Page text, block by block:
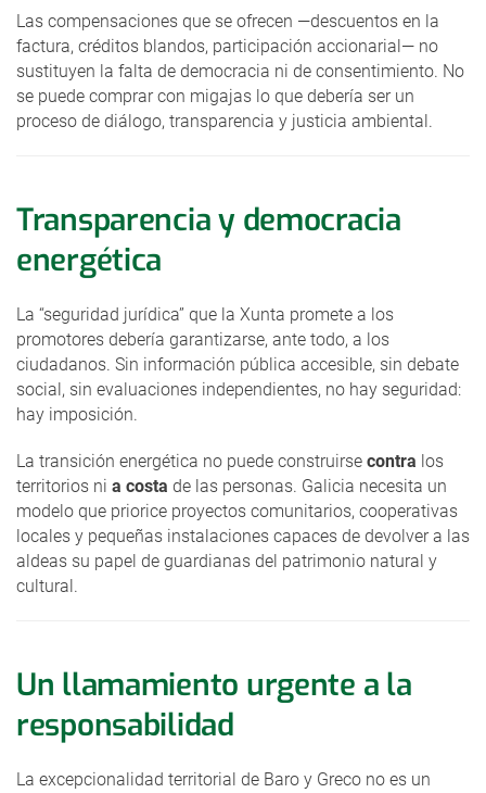
Las compensaciones que se ofrecen —descuentos en la
factura, créditos blandos, participación accionarial— no
sustituyen la falta de democracia ni de consentimiento. No
se puede comprar con migajas lo que debería ser un
proceso de diálogo, transparencia y justicia ambiental.
Transparencia y democracia
energética
La “seguridad jurídica” que la Xunta promete a los
promotores debería garantizarse, ante todo, a los
ciudadanos. Sin información pública accesible, sin debate
social, sin evaluaciones independientes, no hay seguridad:
hay imposición.
La transición energética no puede construirse contra los
territorios ni a costa de las personas. Galicia necesita un
modelo que priorice proyectos comunitarios, cooperativas
locales y pequeñas instalaciones capaces de devolver a las
aldeas su papel de guardianas del patrimonio natural y
cultural.
Un llamamiento urgente a la
responsabilidad
La excepcionalidad territorial de Baro y Greco no es un